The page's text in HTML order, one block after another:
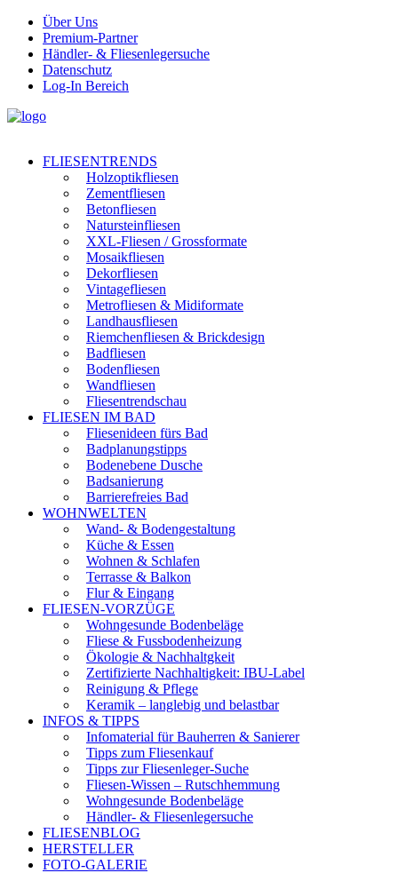
Über Uns
Premium-Partner
Händler- & Fliesenlegersuche
Datenschutz
Log-In Bereich
FLIESENTRENDS
Holzoptikfliesen
Zementfliesen
Betonfliesen
Natursteinfliesen
XXL-Fliesen / Grossformate
Mosaikfliesen
Dekorfliesen
Vintagefliesen
Metrofliesen & Midiformate
Landhausfliesen
Riemchenfliesen & Brickdesign
Badfliesen
Bodenfliesen
Wandfliesen
Fliesentrendschau
FLIESEN IM BAD
Fliesenideen fürs Bad
Badplanungstipps
Bodenebene Dusche
Badsanierung
Barrierefreies Bad
WOHNWELTEN
Wand- & Bodengestaltung
Küche & Essen
Wohnen & Schlafen
Terrasse & Balkon
Flur & Eingang
FLIESEN-VORZÜGE
Wohngesunde Bodenbeläge
Fliese & Fussbodenheizung
Ökologie & Nachhaltgkeit
Zertifizierte Nachhaltigkeit: IBU-Label
Reinigung & Pflege
Keramik – langlebig und belastbar
INFOS & TIPPS
Infomaterial für Bauherren & Sanierer
Tipps zum Fliesenkauf
Tipps zur Fliesenleger-Suche
Fliesen-Wissen – Rutschhemmung
Wohngesunde Bodenbeläge
Händler- & Fliesenlegersuche
FLIESENBLOG
HERSTELLER
FOTO-GALERIE